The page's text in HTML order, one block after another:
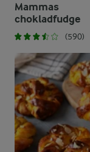
Mammas
chokladfudge
(590)